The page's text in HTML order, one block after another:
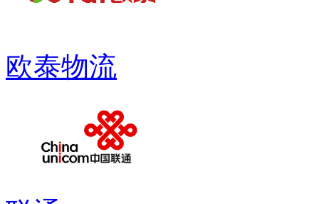
欧泰物流